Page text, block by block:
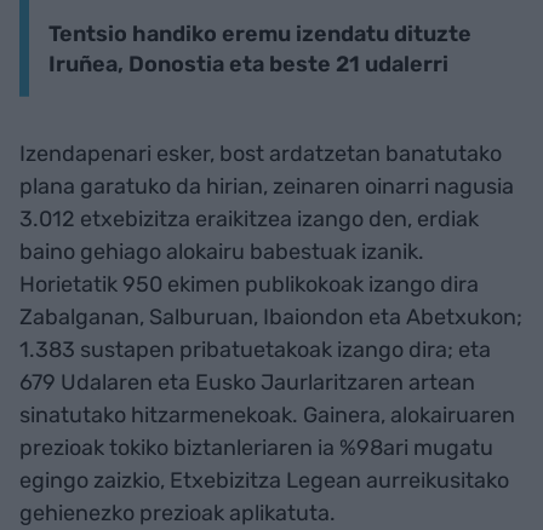
Tentsio handiko eremu izendatu dituzte
Iruñea, Donostia eta beste 21 udalerri
Izendapenari esker, bost ardatzetan banatutako
plana garatuko da hirian, zeinaren oinarri nagusia
3.012 etxebizitza eraikitzea izango den, erdiak
baino gehiago alokairu babestuak izanik.
Horietatik 950 ekimen publikokoak izango dira
Zabalganan, Salburuan, Ibaiondon eta Abetxukon;
1.383 sustapen pribatuetakoak izango dira; eta
679 Udalaren eta Eusko Jaurlaritzaren artean
sinatutako hitzarmenekoak. Gainera, alokairuaren
prezioak tokiko biztanleriaren ia %98ari mugatu
egingo zaizkio, Etxebizitza Legean aurreikusitako
gehienezko prezioak aplikatuta.